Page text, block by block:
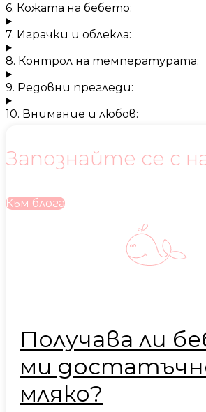
6. Кожата на бебето:
7. Играчки и облекла:
8. Контрол на температурата:
9. Редовни прегледи:
10. Внимание и любов:
Запознайте се с
Към блога
Получава ли
ми
мляко?